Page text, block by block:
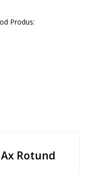
Produs:
Rotund